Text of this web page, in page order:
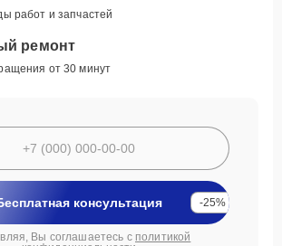
работ и запчастей
ремонт
от 30 минут
консультация -25%
Вы соглашаетесь с политикой